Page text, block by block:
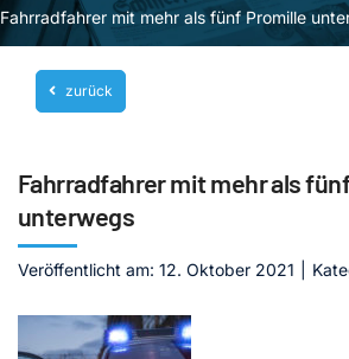
Themen
Blog
Unternehmen
Mediathek
Jetzt abonnieren
Fahrradfahrer mit mehr als fünf Promille
zurück
Fahrradfahrer mit mehr als
unterwegs
Veröffentlicht am: 12. Oktober 2021